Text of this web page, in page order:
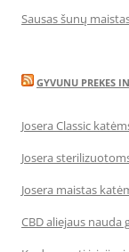
Sausas šunų
GYVUNU PREKES
Josera Classic
Josera
Josera maistas
CBD aliejaus nauda